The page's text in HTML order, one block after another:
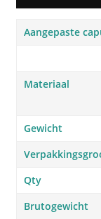
Aangepaste
Materiaal
Gewicht
Qty
Brutogewicht